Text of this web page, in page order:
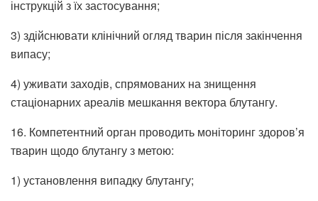
інструкцій з їх застосування;
3) здійснювати клінічний огляд тварин після закінчення
випасу;
4) уживати заходів, спрямованих на знищення
стаціонарних ареалів мешкання вектора блутангу.
16. Компетентний орган проводить моніторинг здоров’я
тварин щодо блутангу з метою:
1) установлення випадку блутангу;